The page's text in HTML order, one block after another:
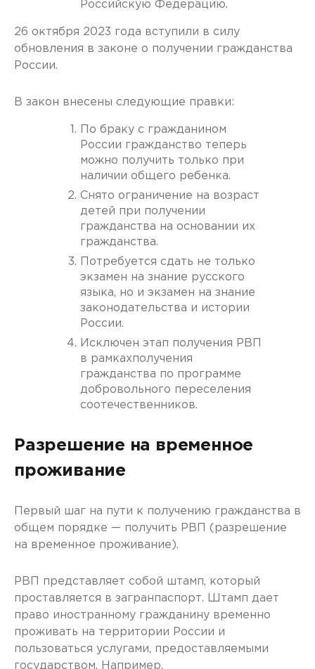
Российскую Федерацию.
26 октября 2023 года вступили в силу
обновления в законе о получении гражданства
России.
В закон внесены следующие правки:
По браку с гражданином
России гражданство теперь
можно получить только при
наличии общего ребенка.
Снято ограничение на возраст
детей при получении
гражданства на основании их
гражданства.
Потребуется сдать не только
экзамен на знание русского
языка, но и экзамен на знание
законодательства и истории
России.
Исключен этап получения РВП
в рамкахполучения
гражданства по программе
добровольного переселения
соотечественников.
Разрешение на временное
проживание
Первый шаг на пути к получению гражданства в
общем порядке — получить РВП (разрешение
на временное проживание).
РВП представляет собой штамп, который
проставляется в загранпаспорт. Штамп дает
право иностранному гражданину временно
проживать на территории России и
пользоваться услугами, предоставляемыми
государством. Например,